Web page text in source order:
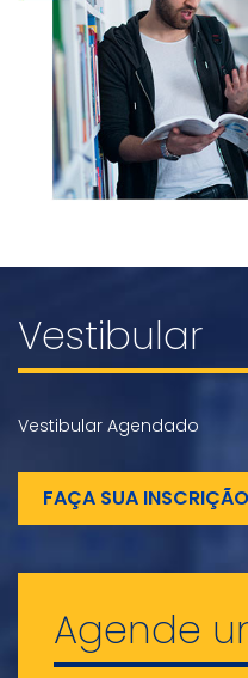
Vestibular
Vestibular Agendado
FAÇA SUA INSCRIÇÃO
Agende